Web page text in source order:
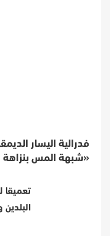
فدرالية اليسار
«شبهة المس بنزاهة
تعميقا
البلدين